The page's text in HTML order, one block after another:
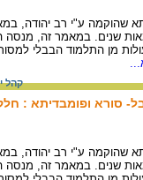
שהוקמה ע"י רב יהודה,
שנים. במאמר זה, מנסה
מן התלמוד הבבלי
קהל
סורא ופומבדיתא :
שהוקמה ע"י רב יהודה,
שנים. במאמר זה, מנסה